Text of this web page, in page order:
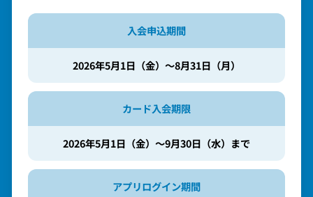
入会申込期間
2026年5月1日（金）～8月31日（月）
カード入会期限
2026年5月1日（金）～9月30日（水）まで
アプリログイン期間